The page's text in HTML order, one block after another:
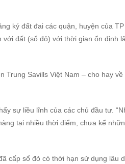
ký đất đai các quận, huyện của
đất (sổ đỏ) với thời gian ổn định
Savills Việt Nam – cho hay
sự liều lĩnh của các chủ đầu tư.
tại nhiều thời điểm, chưa kể
cấp sổ đỏ có thời hạn sử dụng lâu